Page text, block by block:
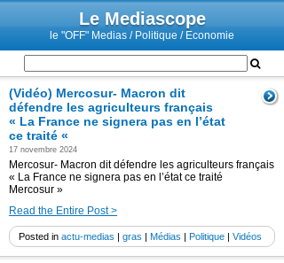
Le Mediascope
le "OFF" Medias / Politique / Economie
(Vidéo) Mercosur- Macron dit
défendre les agriculteurs français
« La France ne signera pas en l’état
ce traité «
17 novembre 2024
Mercosur- Macron dit défendre les agriculteurs français
« La France ne signera pas en l’état ce traité
Mercosur »
Read the Entire Post >
Posted in actu-medias | gras | Médias | Politique | Vidéos